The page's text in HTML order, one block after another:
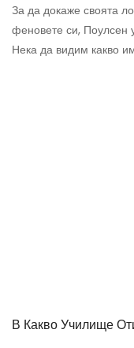
За да докаже своята
феновете си, Поулсен
Нека да видим какво
В Какво Училище